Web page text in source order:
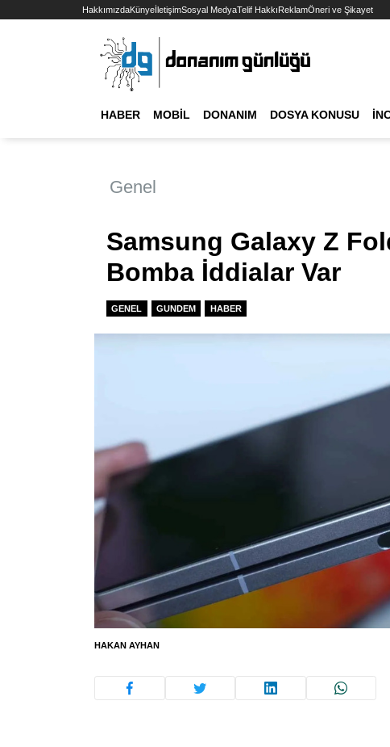
HakkımızdaKünyeİletişimSosyal MedyaTelif HakkıReklamÖneri ve Şikayet
HABER MOBIL DONANIM DOSYA KONUSU
Genel
Samsung Galaxy Z
Bomba İddialar Var
GENEL GUNDEM HABER
HAKAN AYHAN